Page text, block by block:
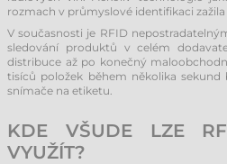
rozmach v průmyslové identifikaci
V současnosti je RFID
sledování produktů v celém
distribuce až po konečný
tisíců položek během několika
snímače na etiketu.
KDE VŠUDE LZE
VYUŽÍT?